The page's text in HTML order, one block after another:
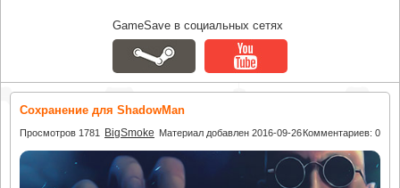
GameSave в социальных сетях
Сохранение для ShadowMan
Просмотров 1781 BigSmoke Материал добавлен 2016-09-26Комментариев: 0